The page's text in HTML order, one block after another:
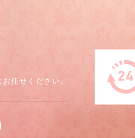
任せください。